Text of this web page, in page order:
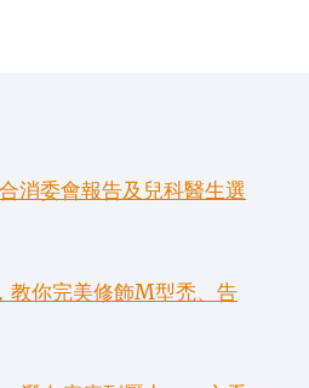
消委會報告及兒科醫生選
你完美修飾M型禿、告